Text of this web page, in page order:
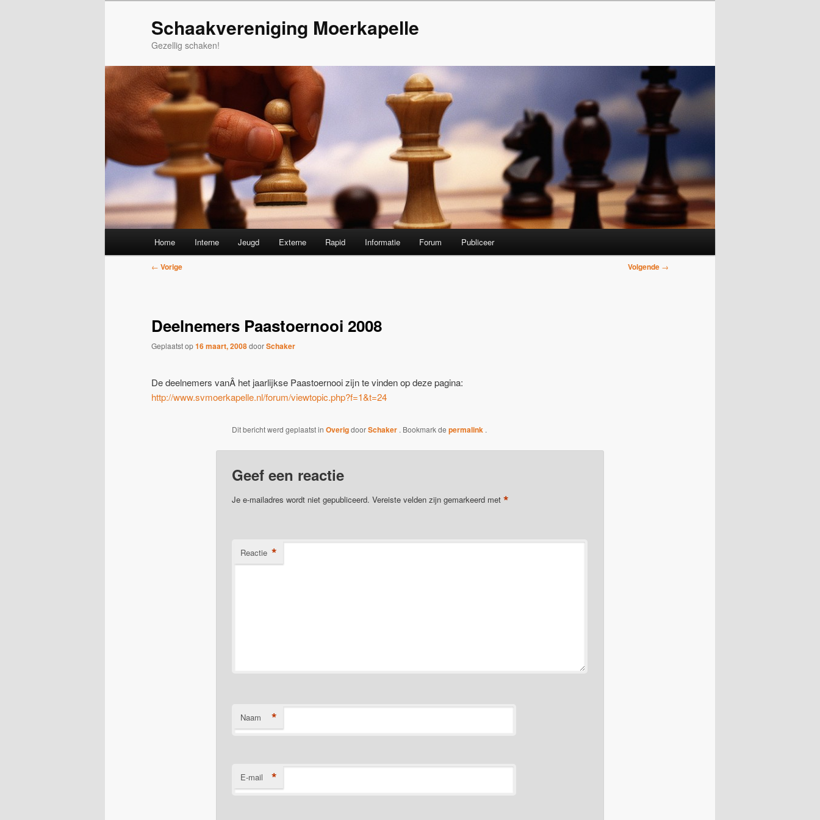
Schaakvereniging Moerkapelle
Gezellig schaken!
Home Interne Jeugd Externe Rapid Informatie Forum Publiceer
Bericht
← Vorige Volgende →
Deelnemers Paastoernooi 2008
Geplaatst op16 maart, 2008doorSchaker
De deelnemers vanÂ het jaarlijkse Paastoernooi zijn te vinden op deze pagina:
http://www.svmoerkapelle.nl/forum/viewtopic.php?f=1&t=24
Dit bericht werd geplaatst in OverigdoorSchaker . Bookmark de permalink .
Geef een reactie
Je e-mailadres wordt niet gepubliceerd. Vereiste velden zijn gemarkeerd met *
Reactie *
Naam *
E-mail *